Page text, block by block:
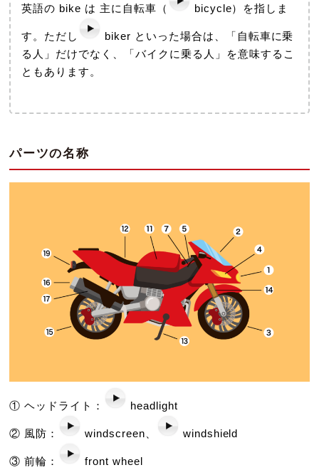
英語の bike は 主に自転車（ bicycle）を指しま
す。ただし
biker といった場合は、「自転車に乗
る人」だけでなく、「バイクに乗る人」を意味するこ
ともあります。
パーツの名称
① ヘッドライト： headlight
② 風防： windscreen、 windshield
③ 前輪： front wheel